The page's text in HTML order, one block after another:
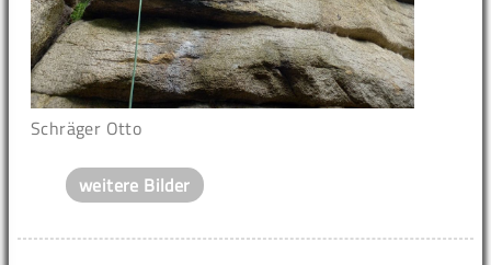
Schräger Otto
weitere Bilder